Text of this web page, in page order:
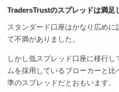
TradersTrustのスプレッドは満足
スタンダード口座はかなり広めに
て不満がありました。
しかし低スプレッド口座に移行
ムを採用しているブローカーと
準のスプレッドだとおもいます。